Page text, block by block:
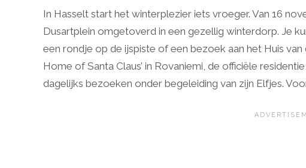
In Hasselt start het winterplezier iets vroeger. Van 16
Dusartplein omgetoverd in een gezellig winterdorp. Je
een rondje op de ijspiste of een bezoek aan het Huis van
Home of Santa Claus’ in Rovaniemi, de officiële
dagelijks bezoeken onder begeleiding van zijn Elfjes.